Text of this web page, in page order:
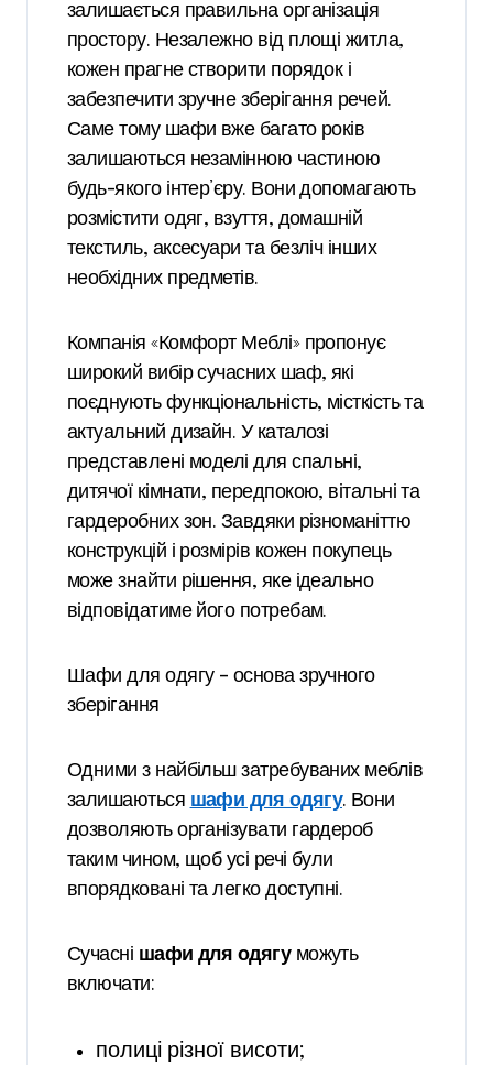
залишається правильна організація
простору. Незалежно від площі житла,
кожен прагне створити порядок і
забезпечити зручне зберігання речей.
Саме тому шафи вже багато років
залишаються незамінною частиною
будь-якого інтер’єру. Вони допомагають
розмістити одяг, взуття, домашній
текстиль, аксесуари та безліч інших
необхідних предметів.
Компанія «Комфорт Меблі» пропонує
широкий вибір сучасних шаф, які
поєднують функціональність, місткість та
актуальний дизайн. У каталозі
представлені моделі для спальні,
дитячої кімнати, передпокою, вітальні та
гардеробних зон. Завдяки різноманіттю
конструкцій і розмірів кожен покупець
може знайти рішення, яке ідеально
відповідатиме його потребам.
Шафи для одягу – основа зручного
зберігання
Одними з найбільш затребуваних меблів
залишаються шафи для одягу. Вони
дозволяють організувати гардероб
таким чином, щоб усі речі були
впорядковані та легко доступні.
Сучасні шафи для одягуможуть
включати:
полиці різної висоти;